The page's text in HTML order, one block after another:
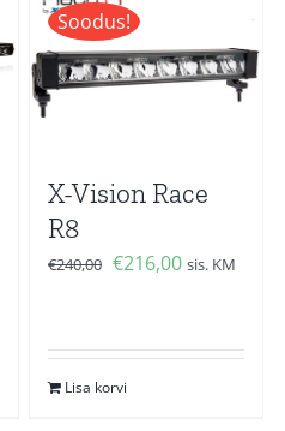
Soodus!
X-Vision Race
R8
€240,00 Algne
€240,00.
€216,00Current
€216,00.
sis. KM
Lisa korvi